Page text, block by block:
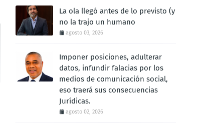
La ola llegó antes de lo previsto (y
no la trajo un humano
agosto 03, 2026
Imponer posiciones, adulterar
datos, infundir falacias por los
medios de comunicación social,
eso traerá sus consecuencias
Jurídicas.
agosto 02, 2026